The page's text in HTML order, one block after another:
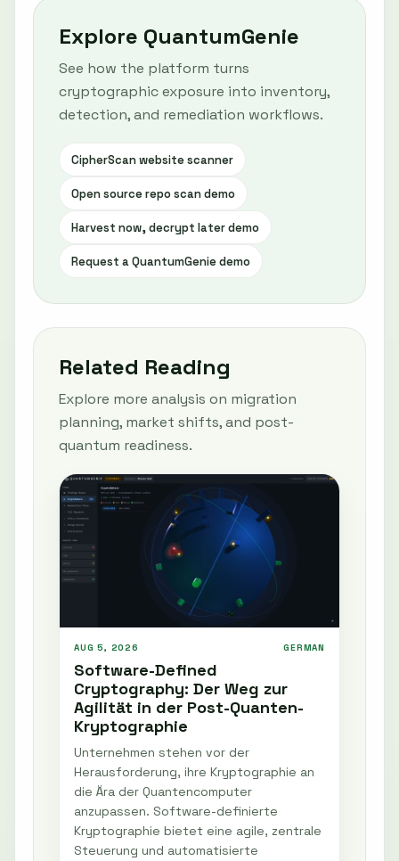
Explore QuantumGenie
See how the platform turns
cryptographic exposure into inventory,
detection, and remediation workflows.
CipherScan website scanner
Open source repo scan demo
Harvest now, decrypt later demo
Request a QuantumGenie demo
Related Reading
Explore more analysis on migration
planning, market shifts, and post-
quantum readiness.
AUG 5, 2026 GERMAN
Software-Defined
Cryptography: Der Weg zur
Agilität in der Post-Quanten-
Kryptographie
Unternehmen stehen vor der
Herausforderung, ihre Kryptographie an
die Ära der Quantencomputer
anzupassen. Software-definierte
Kryptographie bietet eine agile, zentrale
Steuerung und automatisierte